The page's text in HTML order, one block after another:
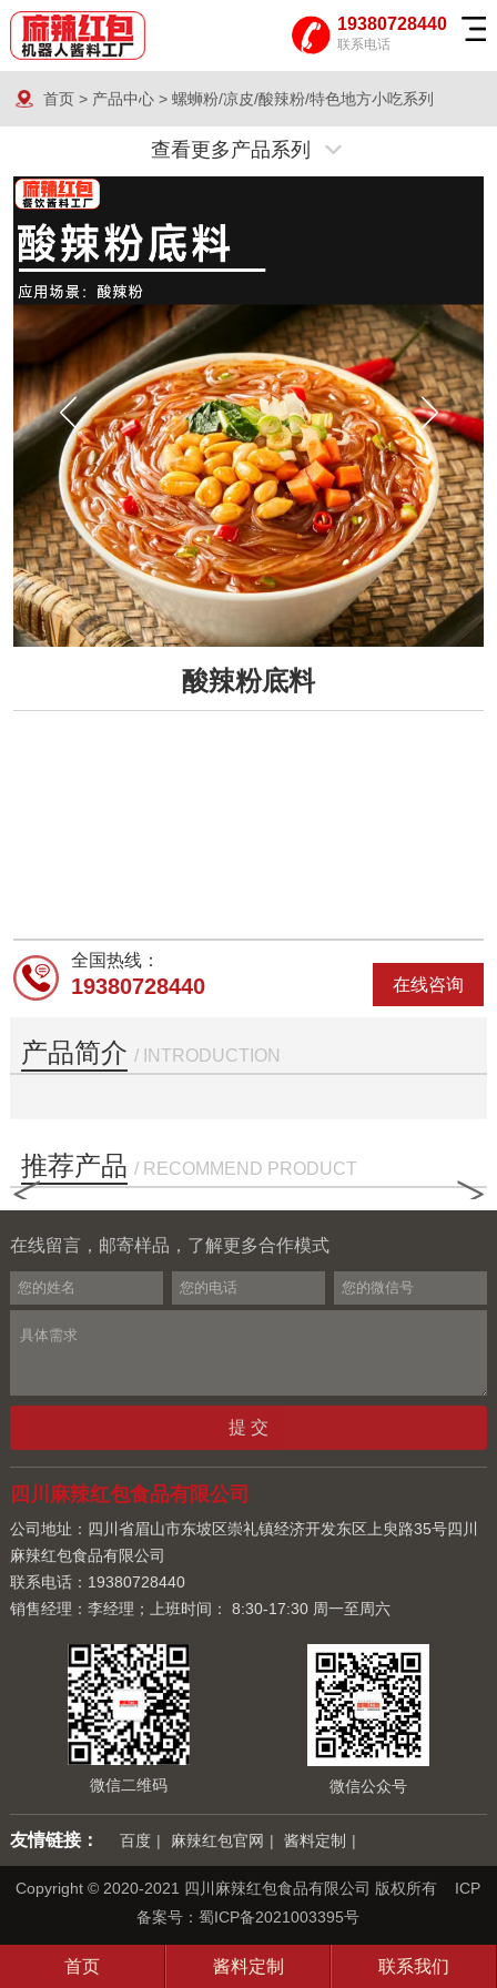
19380728440
联系电话
首页> 产品中心> 螺蛳粉/凉皮/酸辣粉/特色地方小吃系列
查看更多产品系列
酸辣粉底料
在线咨询
全国热线：
19380728440
产品简介 / INTRODUCTION
推荐产品 / RECOMMEND PRODUCT
< >
在线留言，邮寄样品，了解更多合作模式
四川麻辣红包食品有限公司
公司地址：四川省眉山市东坡区崇礼镇经济开发东区上臾路35号四川
麻辣红包食品有限公司
联系电话：19380728440
销售经理：李经理；上班时间： 8:30-17:30 周一至周六
微信公众号
微信二维码
友情链接： 百度 | 麻辣红包官网 | 酱料定制 |
Copyright © 2020-2021 四川麻辣红包食品有限公司 版权所有 ICP
备案号：蜀ICP备2021003395号
首页 酱料定制 联系我们